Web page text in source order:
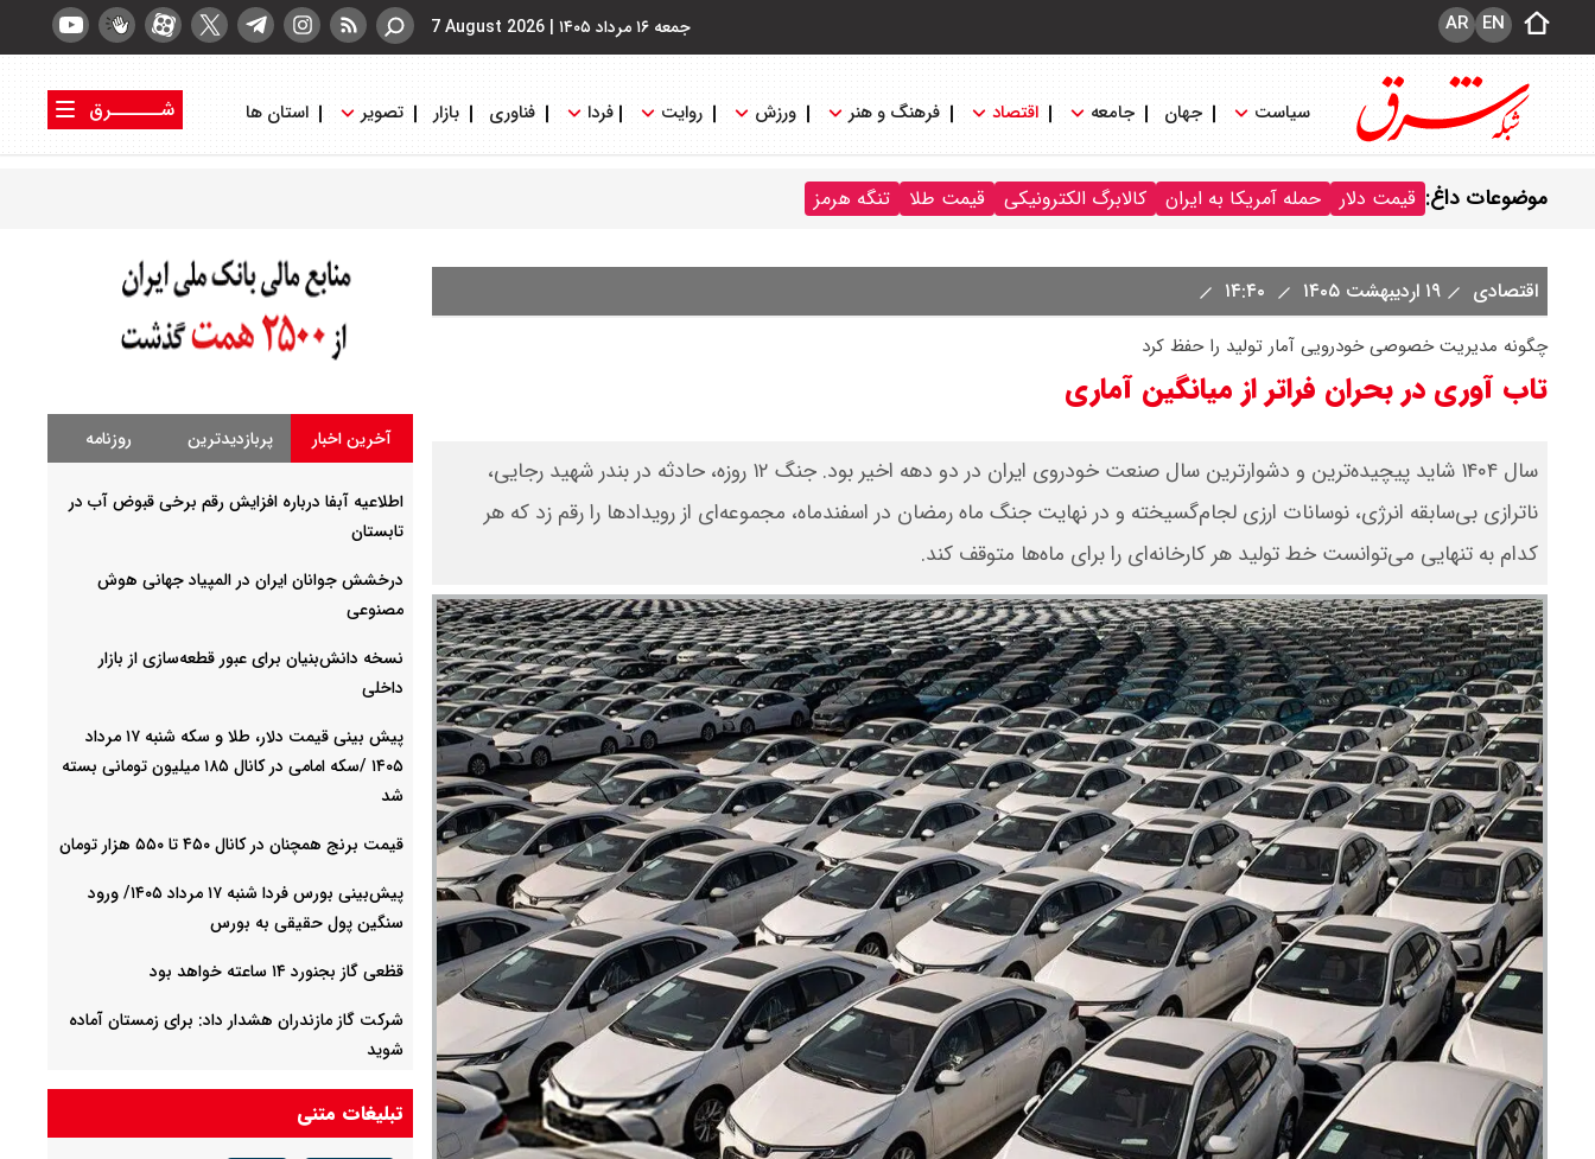
جمعه ۱۶ مرداد ۱۴۰۵ |
7 August 2026 EN
AR
سیاست جهان جامعه اقتصاد فرهنگ و هنر ورزش روایت فردا فناوری بازار تصویر استان ها
شــــــرق
موضوعات داغ: قیمت دلار حمله آمریکا به ایران کالابرگ الکترونیکی قیمت طلا تنگه هرمز
اقتصادی ۱۹ اردیبهشت ۱۴۰۵
چگونه مدیریت خصوصی خودرویی آمار تولید را حفظ کرد
تاب آوری در بحران فراتر از میانگین آماری
سال ۱۴۰۴ شاید پیچیده‌ترین و دشوارترین سال صنعت خودروی ایران در دو دهه اخیر بود. جنگ ۱۲ روزه، حادثه در بندر شهید رجایی،
ناترازی بی‌سابقه انرژی، نوسانات ارزی لجام‌گسیخته و در نهایت جنگ ماه رمضان در اسفندماه، مجموعه‌ای از رویدادها را رقم زد که هر
کدام به تنهایی می‌توانست خط تولید هر کارخانه‌ای را برای ماه‌ها متوقف کند.
آخرین اخبار پربازدیدترین روزنامه
اطلاعیه آبفا درباره افزایش رقم برخی قبوض آب در
تابستان
درخشش جوانان ایران در المپیاد جهانی هوش
مصنوعی
نسخه دانش‌بنیان برای عبور قطعه‌سازی از بازار
داخلی
پیش ‌بینی قیمت دلار، طلا و سکه شنبه ۱۷ مرداد
۱۴۰۵ /سکه امامی در کانال ۱۸۵ میلیون تومانی بسته
شد
قیمت برنج همچنان در کانال ۴۵۰ تا ۵۵۰ هزار تومان
پیش‌بینی بورس فردا شنبه ۱۷ مرداد ۱۴۰۵/ ورود
سنگین پول حقیقی به بورس
قظعی گاز بجنورد ۱۴ ساعته خواهد بود
شرکت گاز مازندران هشدار داد: برای زمستان آماده
شوید
آخرین قیمت دلار و یورو و سایر ارزها امروز جمعه ۱۶
مردادماه ۱۴۰۵
تبلیغات متنی